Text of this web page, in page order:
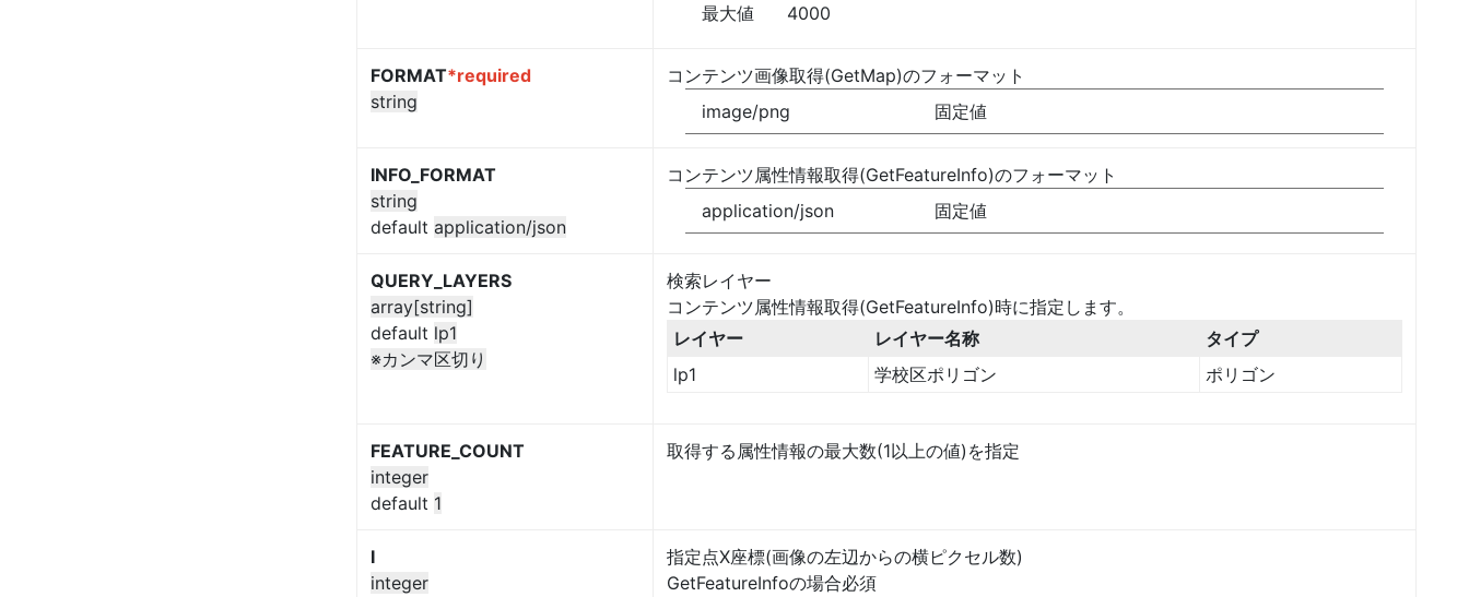
最大値 4000
FORMAT*required
string
コンテンツ画像取得(GetMap)のフォーマット
image/png
固定値
INFO_FORMAT
string
default application/json
コンテンツ属性情報取得(GetFeatureInfo)のフォーマット
application/json
固定値
QUERY_LAYERS
array[string]
default lp1
※カンマ区切り
検索レイヤー
コンテンツ属性情報取得(GetFeatureInfo)時に指定します。
レイヤー
レイヤー名称
タイプ
lp1
学校区ポリゴン ポリゴン
FEATURE_COUNT
integer
default 1
取得する属性情報の最大数(1以上の値)を指定
I
integer
指定点X座標(画像の左辺からの横ピクセル数)
GetFeatureInfoの場合必須